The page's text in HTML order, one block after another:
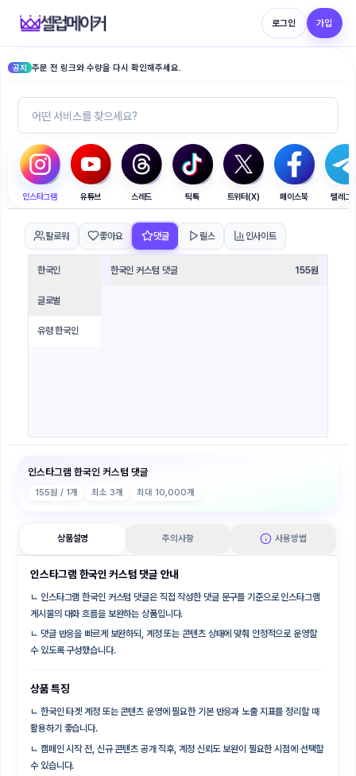
로그인 가입
공지 주문 전 링크와 수량을 다시 확인해주세요.
인스타그램 유튜브 스레드 틱톡 트위터(X) 페이스북 텔레그
팔로워 좋아요 댓글 릴스 인사이트
한국인
글로벌
유령 한국인
한국인 커스텀 댓글 155원
인스타그램 한국인 커스텀 댓글
155원 / 1개 최소 3개 최대 10,000개
상품설명 주의사항 사용방법
인스타그램 한국인 커스텀 댓글 안내
ㄴ 인스타그램 한국인 커스텀 댓글은 직접 작성한 댓글 문구를 기준으로 인스타그램
게시물의 대화 흐름을 보완하는 상품입니다.
ㄴ 댓글 반응을 빠르게 보완하되, 계정 또는 콘텐츠 상태에 맞춰 안정적으로 운영할
수 있도록 구성했습니다.
상품 특징
ㄴ 한국인 타겟 계정 또는 콘텐츠 운영에 필요한 기본 반응과 노출 지표를 정리할 때
활용하기 좋습니다.
ㄴ 캠페인 시작 전, 신규 콘텐츠 공개 직후, 계정 신뢰도 보완이 필요한 시점에 선택할
수 있습니다.